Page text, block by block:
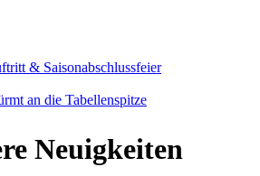
& Saisonabschlussfeier
an die Tabellenspitze
Neuigkeiten